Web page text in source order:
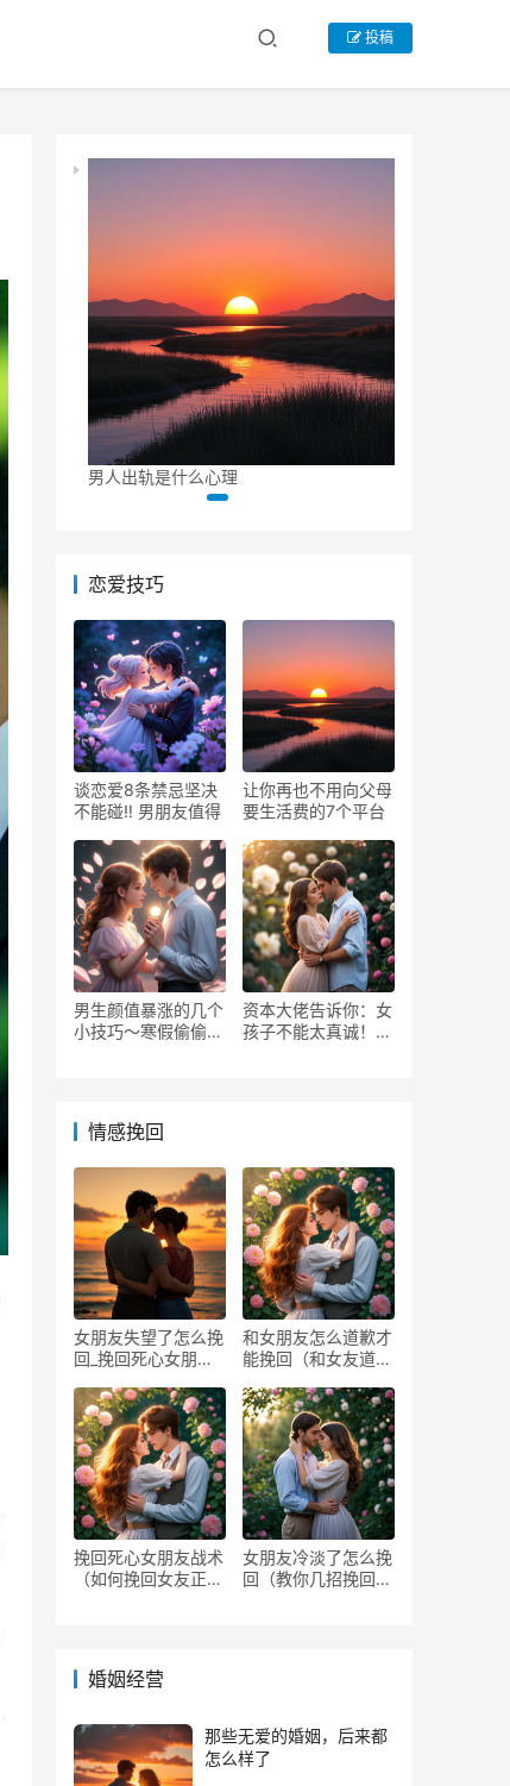
投稿
男人出轨是什么心理
恋爱技巧
谈恋爱8条禁忌坚决
不能碰‼️ 男朋友值得
让你再也不用向父母
要生活费的7个平台
男生颜值暴涨的几个
小技巧～寒假偷偷逆
资本大佬告诉你：女
孩子不能太真诚！大
情感挽回
女朋友失望了怎么挽
回_挽回死心女朋友
和女朋友怎么道歉才
能挽回（和女友道歉
挽回死心女朋友战术
（如何挽回女友正确
女朋友冷淡了怎么挽
回（教你几招挽回她
婚姻经营
那些无爱的婚姻，后来都
怎么样了